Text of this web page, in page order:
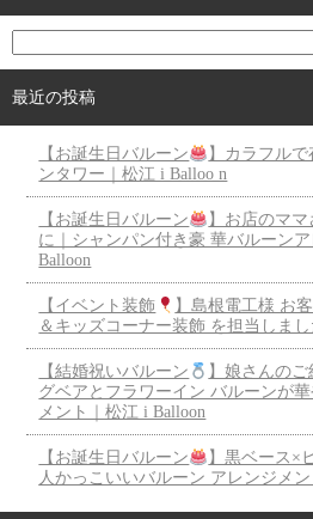
最近の投稿
【お誕生日バルーン
】カラフル
ンタワー｜松江 i Balloo n
【お誕生日バルーン
】お店のマ
に｜シャンパン付き豪 華バルーン
Balloon
【イベント装飾
】島根電工様 お
＆キッズコーナー装飾 を担当しま
【結婚祝いバルーン
】娘さんの
グベアとフラワーイン バルーンが
メント｜松江 i Balloon
【お誕生日バルーン 】黒ベース×
人かっこいいバルーン アレンジメ